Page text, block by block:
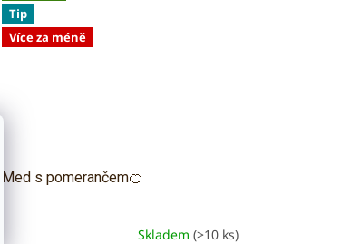
Tip
Více za méně
Med s pomerančem🍊
Skladem (>10 ks)